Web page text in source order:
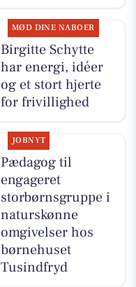
MØD DINE NABOER
Birgitte Schytte
har energi, idéer
og et stort hjerte
for frivillighed
JOBNYT
Pædagog til
engageret
storbørnsgruppe i
naturskønne
omgivelser hos
børnehuset
Tusindfryd